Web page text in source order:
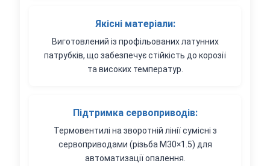
Якісні матеріали:
Виготовлений із профільованих латунних
патрубків, що забезпечує стійкість до корозії
та високих температур.
Підтримка сервоприводів:
Термовентилі на зворотній лінії сумісні з
сервоприводами (різьба M30×1.5) для
автоматизації опалення.